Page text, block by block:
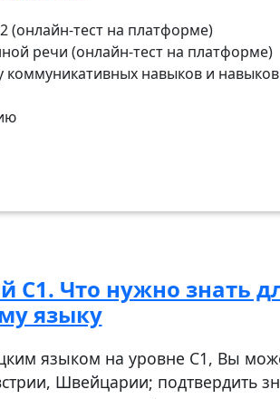
(онлайн-тест на платформе)
речи (онлайн-тест на платформе)
коммуникативных навыков и
С1. Что нужно знать
языку
языком на уровне С1, Вы
Швейцарии; подтвердить